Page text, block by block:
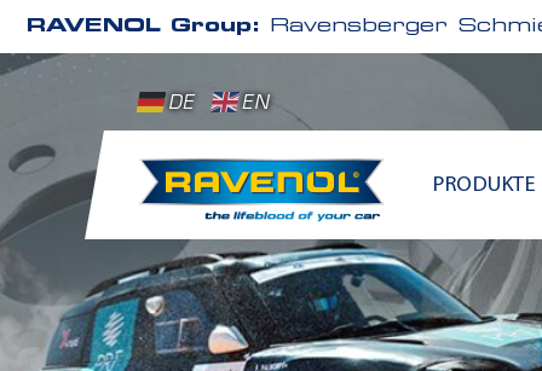
RAVENOL Group: Ravensberger
DE EN
PRODUKTE